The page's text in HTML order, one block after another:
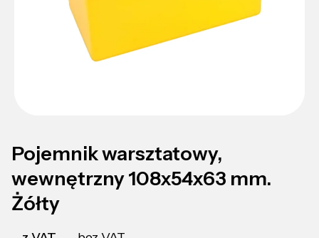
Pojemnik warsztatowy,
wewnętrzny 108x54x63 mm.
Żółty